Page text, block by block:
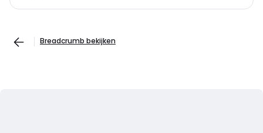
Breadcrumb bekijken